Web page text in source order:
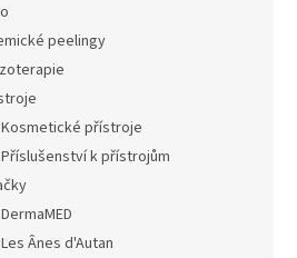
peelingy
Kosmetické přístroje
Příslušenství k přístrojům
DermaMED
Les Ânes d'Autan